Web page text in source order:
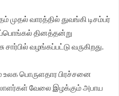
முதல் வாரத்தில் துவங்கி டிசம்பர்
தினத்தன்று
வழங்கப்பட்டு வருகிறது.
உலக பொருளதார பிரச்சனை
வேலை இழக்கும் அபாய